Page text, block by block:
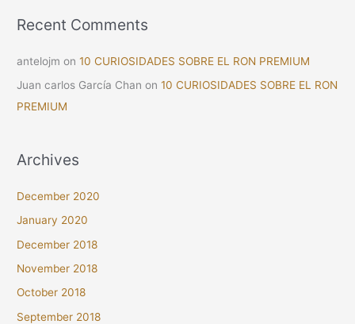
Recent Comments
antelojm on10 CURIOSIDADES SOBRE EL RON PREMIUM
Juan carlos García Chan on10 CURIOSIDADES SOBRE EL RON
PREMIUM
Archives
December 2020
January 2020
December 2018
November 2018
October 2018
September 2018